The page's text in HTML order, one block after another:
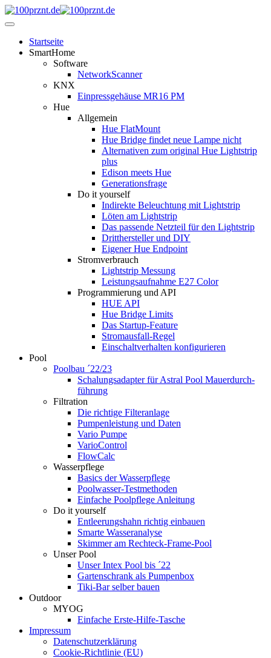
Startseite
SmartHome
Software
NetworkScanner
KNX
Einpressgehäuse MR16 PM
Hue
Allgemein
Hue FlatMount
Hue Bridge findet neue Lampe nicht
Alternativen zum original Hue Lightstrip
plus
Edison meets Hue
Generationsfrage
Do it yourself
Indirekte Beleuchtung mit Lightstrip
Löten am Lightstrip
Das passende Netzteil für den Lightstrip
Dritthersteller und DIY
Eigener Hue Endpoint
Stromverbrauch
Lightstrip Messung
Leistungsaufnahme E27 Color
Programmierung und API
HUE API
Hue Bridge Limits
Das Startup-Feature
Stromausfall-Regel
Einschaltverhalten konfigurieren
Pool
Poolbau ´22/23
Schalungs­adapter für Astral Pool Mauer­durch­
führung
Filtration
Die richtige Filter­anlage
Pumpenleistung und Daten
Vario Pumpe
Vario­Control
FlowCalc
Wasserpflege
Basics der Wasserpflege
Poolwasser-Testmethoden
Einfache Poolpflege Anleitung
Do it yourself
Ent­leerungs­hahn richtig einbauen
Smarte Wasseranalyse
Skimmer am Rechteck-Frame-Pool
Unser Pool
Unser Intex Pool bis ´22
Gartenschrank als Pumpenbox
Tiki-Bar selber bauen
Outdoor
MYOG
Einfache Erste-Hilfe-Tasche
Impressum
Datenschutzerklärung
Cookie-Richtlinie (EU)